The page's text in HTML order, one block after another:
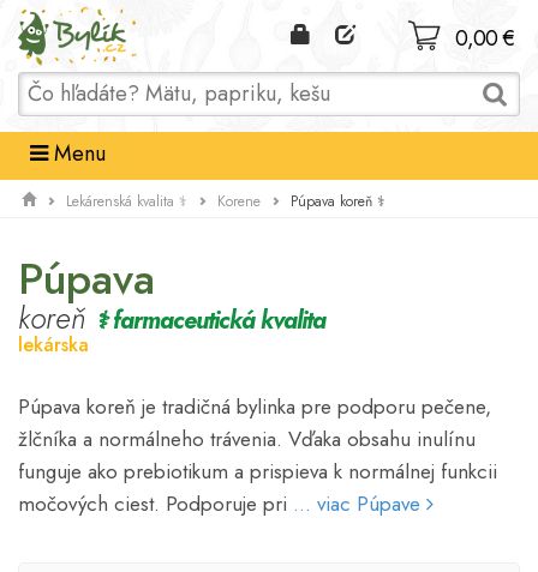
Domov
0,00 €
Menu
Lekárenská kvalita ⚕ Korene Púpava koreň ⚕
Púpava
koreň ⚕ farmaceutická kvalita
lekárska
Púpava koreň je tradičná bylinka pre podporu pečene,
žlčníka a normálneho trávenia. Vďaka obsahu inulínu
funguje ako prebiotikum a prispieva k normálnej funkcii
močových ciest. Podporuje pri ... viac Púpave